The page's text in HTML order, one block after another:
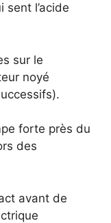
l’acide
sur le
noyé
forte près du
des
avant de